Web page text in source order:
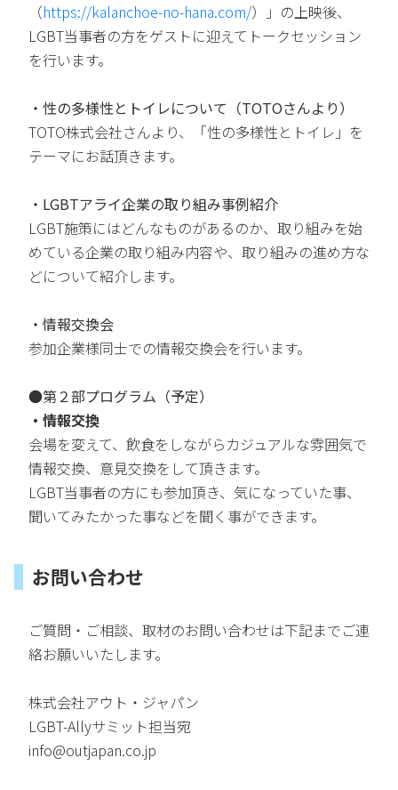
（https://kalanchoe-no-hana.com/）」の上映後、
LGBT当事者の方をゲストに迎えてトークセッション
を行います。
・性の多様性とトイレについて（TOTOさんより）
TOTO株式会社さんより、「性の多様性とトイレ」を
テーマにお話頂きます。
・LGBTアライ企業の取り組み事例紹介
LGBT施策にはどんなものがあるのか、取り組みを始
めている企業の取り組み内容や、取り組みの進め方な
どについて紹介します。
・情報交換会
参加企業様同士での情報交換会を行います。
●第２部プログラム（予定）
・情報交換
会場を変えて、飲食をしながらカジュアルな雰囲気で
情報交換、意見交換をして頂きます。
LGBT当事者の方にも参加頂き、気になっていた事、
聞いてみたかった事などを聞く事ができます。
お問い合わせ
ご質問・ご相談、取材のお問い合わせは下記までご連
絡お願いいたします。
株式会社アウト・ジャパン
LGBT-Allyサミット担当宛
info@outjapan.co.jp